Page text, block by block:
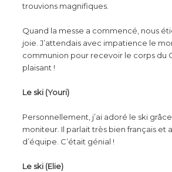
trouvions magnifiques.
Quand la messe a commencé, nous
joie. J’attendais avec impatience le
communion pour recevoir le corps du
plaisant !
Le ski (Youri)
Personnellement, j’ai adoré le ski
moniteur. Il parlait très bien français et
d’équipe. C’était génial !
Le ski (Elie)